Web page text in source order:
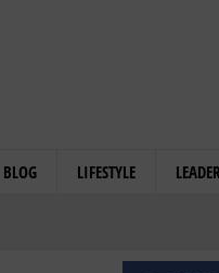
BLOG LIFESTYLE